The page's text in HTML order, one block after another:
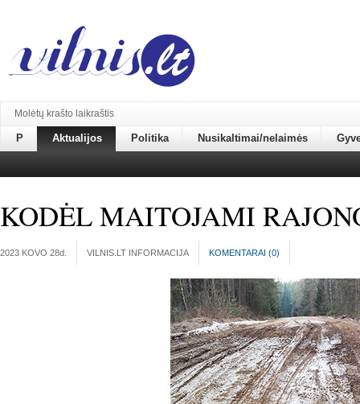
Molėtų krašto laikraštis
P Aktualijos Politika Nusikaltimai/nelaimės
KODĖL MAITOJAMI
2023 KOVO 28d. VILNIS.LT INFORMACIJA KOMENTARAI (0)